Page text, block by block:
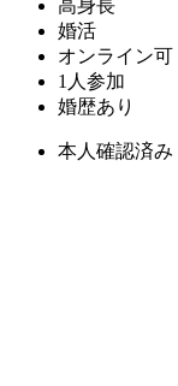
高身長
婚活
オンライン可
1人参加
婚歴あり
本人確認済み